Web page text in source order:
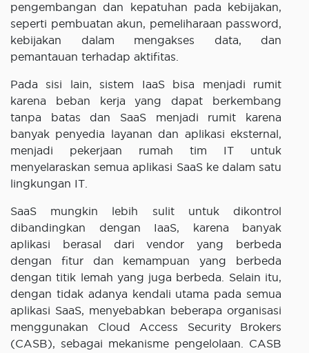
pengembangan dan kepatuhan pada kebijakan,
seperti pembuatan akun, pemeliharaan password,
kebijakan dalam mengakses data, dan
pemantauan terhadap aktifitas.
Pada sisi lain, sistem IaaS bisa menjadi rumit
karena beban kerja yang dapat berkembang
tanpa batas dan SaaS menjadi rumit karena
banyak penyedia layanan dan aplikasi eksternal,
menjadi pekerjaan rumah tim IT untuk
menyelaraskan semua aplikasi SaaS ke dalam satu
lingkungan IT.
SaaS mungkin lebih sulit untuk dikontrol
dibandingkan dengan IaaS, karena banyak
aplikasi berasal dari vendor yang berbeda
dengan fitur dan kemampuan yang berbeda
dengan titik lemah yang juga berbeda. Selain itu,
dengan tidak adanya kendali utama pada semua
aplikasi SaaS, menyebabkan beberapa organisasi
menggunakan Cloud Access Security Brokers
(CASB), sebagai mekanisme pengelolaan. CASB